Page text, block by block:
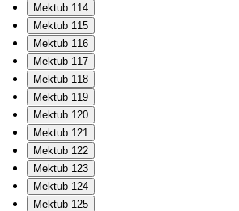
Mektub 114
Mektub 115
Mektub 116
Mektub 117
Mektub 118
Mektub 119
Mektub 120
Mektub 121
Mektub 122
Mektub 123
Mektub 124
Mektub 125